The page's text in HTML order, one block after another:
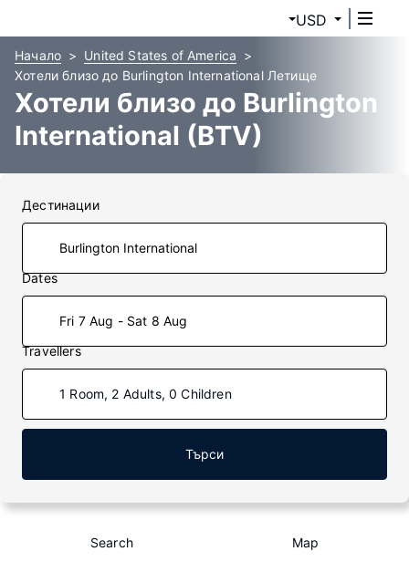
USD
Начало
United States of America
Хотели близо до Burlington International Летище
Хотели близо до Burlington
International (BTV)
Дестинации
Dates
Fri 7 Aug - Sat 8 Aug
Travellers
1 Room, 2 Adults, 0 Children
Търси
Search Map